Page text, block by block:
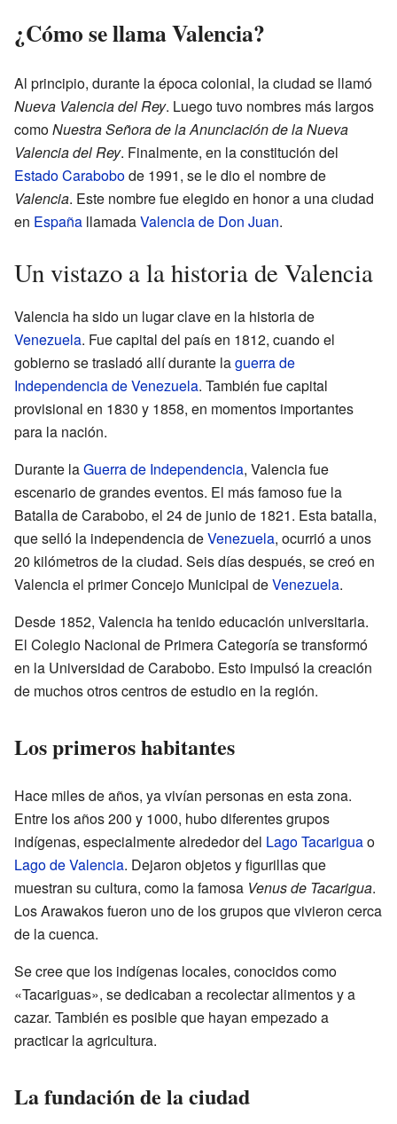
¿Cómo se llama Valencia?
Al principio, durante la época colonial, la ciudad se llamó
Nueva Valencia del Rey. Luego tuvo nombres más largos
comoNuestra Señora de la Anunciación de la Nueva
Valencia del Rey. Finalmente, en la constitución del
Estado Carabobode 1991, se le dio el nombre de
Valencia. Este nombre fue elegido en honor a una ciudad
en España llamadaValencia de Don Juan.
Un vistazo a la historia de Valencia
Valencia ha sido un lugar clave en la historia de
Venezuela. Fue capital del país en 1812, cuando el
gobierno se trasladó allí durante laguerra de
Independencia de Venezuela. También fue capital
provisional en 1830 y 1858, en momentos importantes
para la nación.
Durante laGuerra de Independencia, Valencia fue
escenario de grandes eventos. El más famoso fue la
Batalla de Carabobo, el 24 de junio de 1821. Esta batalla,
que selló la independencia deVenezuela, ocurrió a unos
20 kilómetros de la ciudad. Seis días después, se creó en
Valencia el primer Concejo Municipal deVenezuela.
Desde 1852, Valencia ha tenido educación universitaria.
El Colegio Nacional de Primera Categoría se transformó
en la Universidad de Carabobo. Esto impulsó la creación
de muchos otros centros de estudio en la región.
Los primeros habitantes
Hace miles de años, ya vivían personas en esta zona.
Entre los años 200 y 1000, hubo diferentes grupos
indígenas, especialmente alrededor del Lago Tacariguao
Lago de Valencia. Dejaron objetos y figurillas que
muestran su cultura, como la famosa Venus de Tacarigua.
Los Arawakos fueron uno de los grupos que vivieron cerca
de la cuenca.
Se cree que los indígenas locales, conocidos como
«Tacariguas», se dedicaban a recolectar alimentos y a
cazar. También es posible que hayan empezado a
practicar la agricultura.
La fundación de la ciudad